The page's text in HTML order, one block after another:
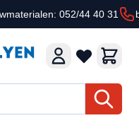
052/44 40 31